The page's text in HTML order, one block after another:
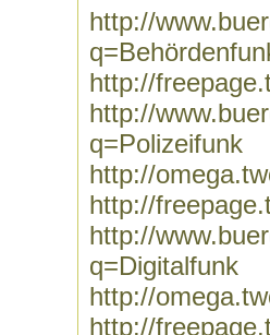
http://
http://
http://
q=Polizeifunk
http://
http://
http://
q=Digitalfunk
http://
http://